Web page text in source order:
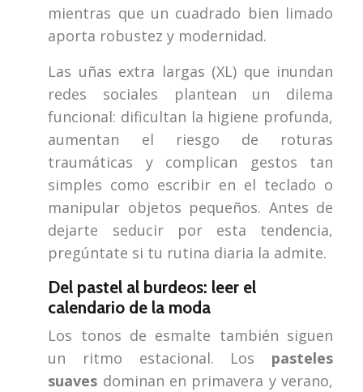
mientras que un cuadrado bien limado
aporta robustez y modernidad.
Las uñas extra largas (XL) que inundan
redes sociales plantean un dilema
funcional: dificultan la higiene profunda,
aumentan el riesgo de roturas
traumáticas y complican gestos tan
simples como escribir en el teclado o
manipular objetos pequeños. Antes de
dejarte seducir por esta tendencia,
pregúntate si tu rutina diaria la admite.
Del pastel al burdeos: leer el
calendario de la moda
Los tonos de esmalte también siguen
un ritmo estacional. Los pasteles
suaves dominan en primavera y verano,